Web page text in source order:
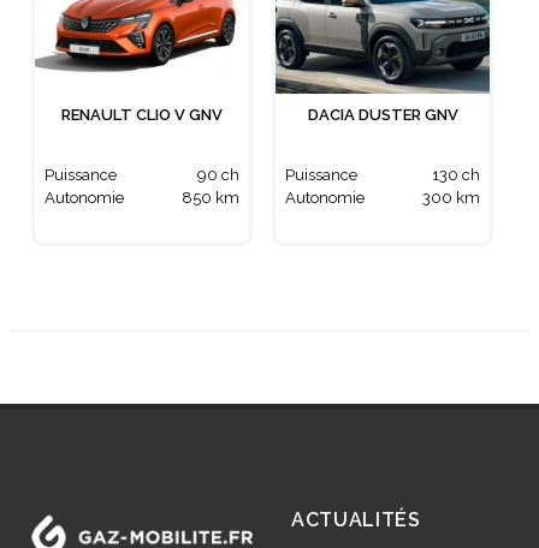
RENAULT CLIO V GNV
Puissance
90 ch
Autonomie
850 km
DACIA DUSTER GNV
Puissance
130 ch
Autonomie
300 km
ACTUALITÉS